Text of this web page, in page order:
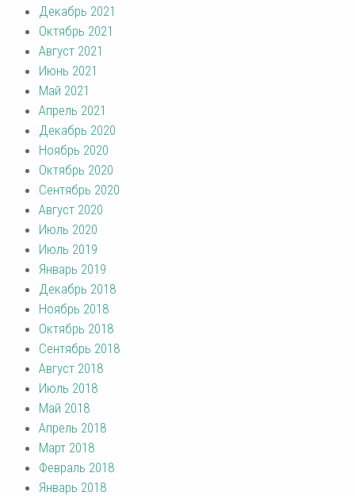
Декабрь 2021
Октябрь 2021
Август 2021
Июнь 2021
Май 2021
Апрель 2021
Декабрь 2020
Ноябрь 2020
Октябрь 2020
Сентябрь 2020
Август 2020
Июль 2020
Июль 2019
Январь 2019
Декабрь 2018
Ноябрь 2018
Октябрь 2018
Сентябрь 2018
Август 2018
Июль 2018
Май 2018
Апрель 2018
Март 2018
Февраль 2018
Январь 2018